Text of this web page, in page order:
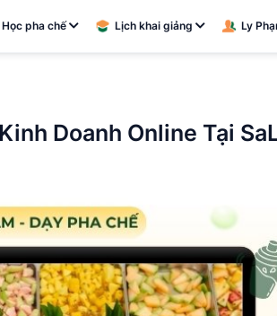
Học pha chế Lịch khai giảng Ly
Doanh Online Tại